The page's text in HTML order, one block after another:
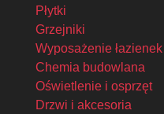
Płytki
Grzejniki
Wyposażenie łazienek
Chemia budowlana
Oświetlenie i osprzęt
Drzwi i akcesoria